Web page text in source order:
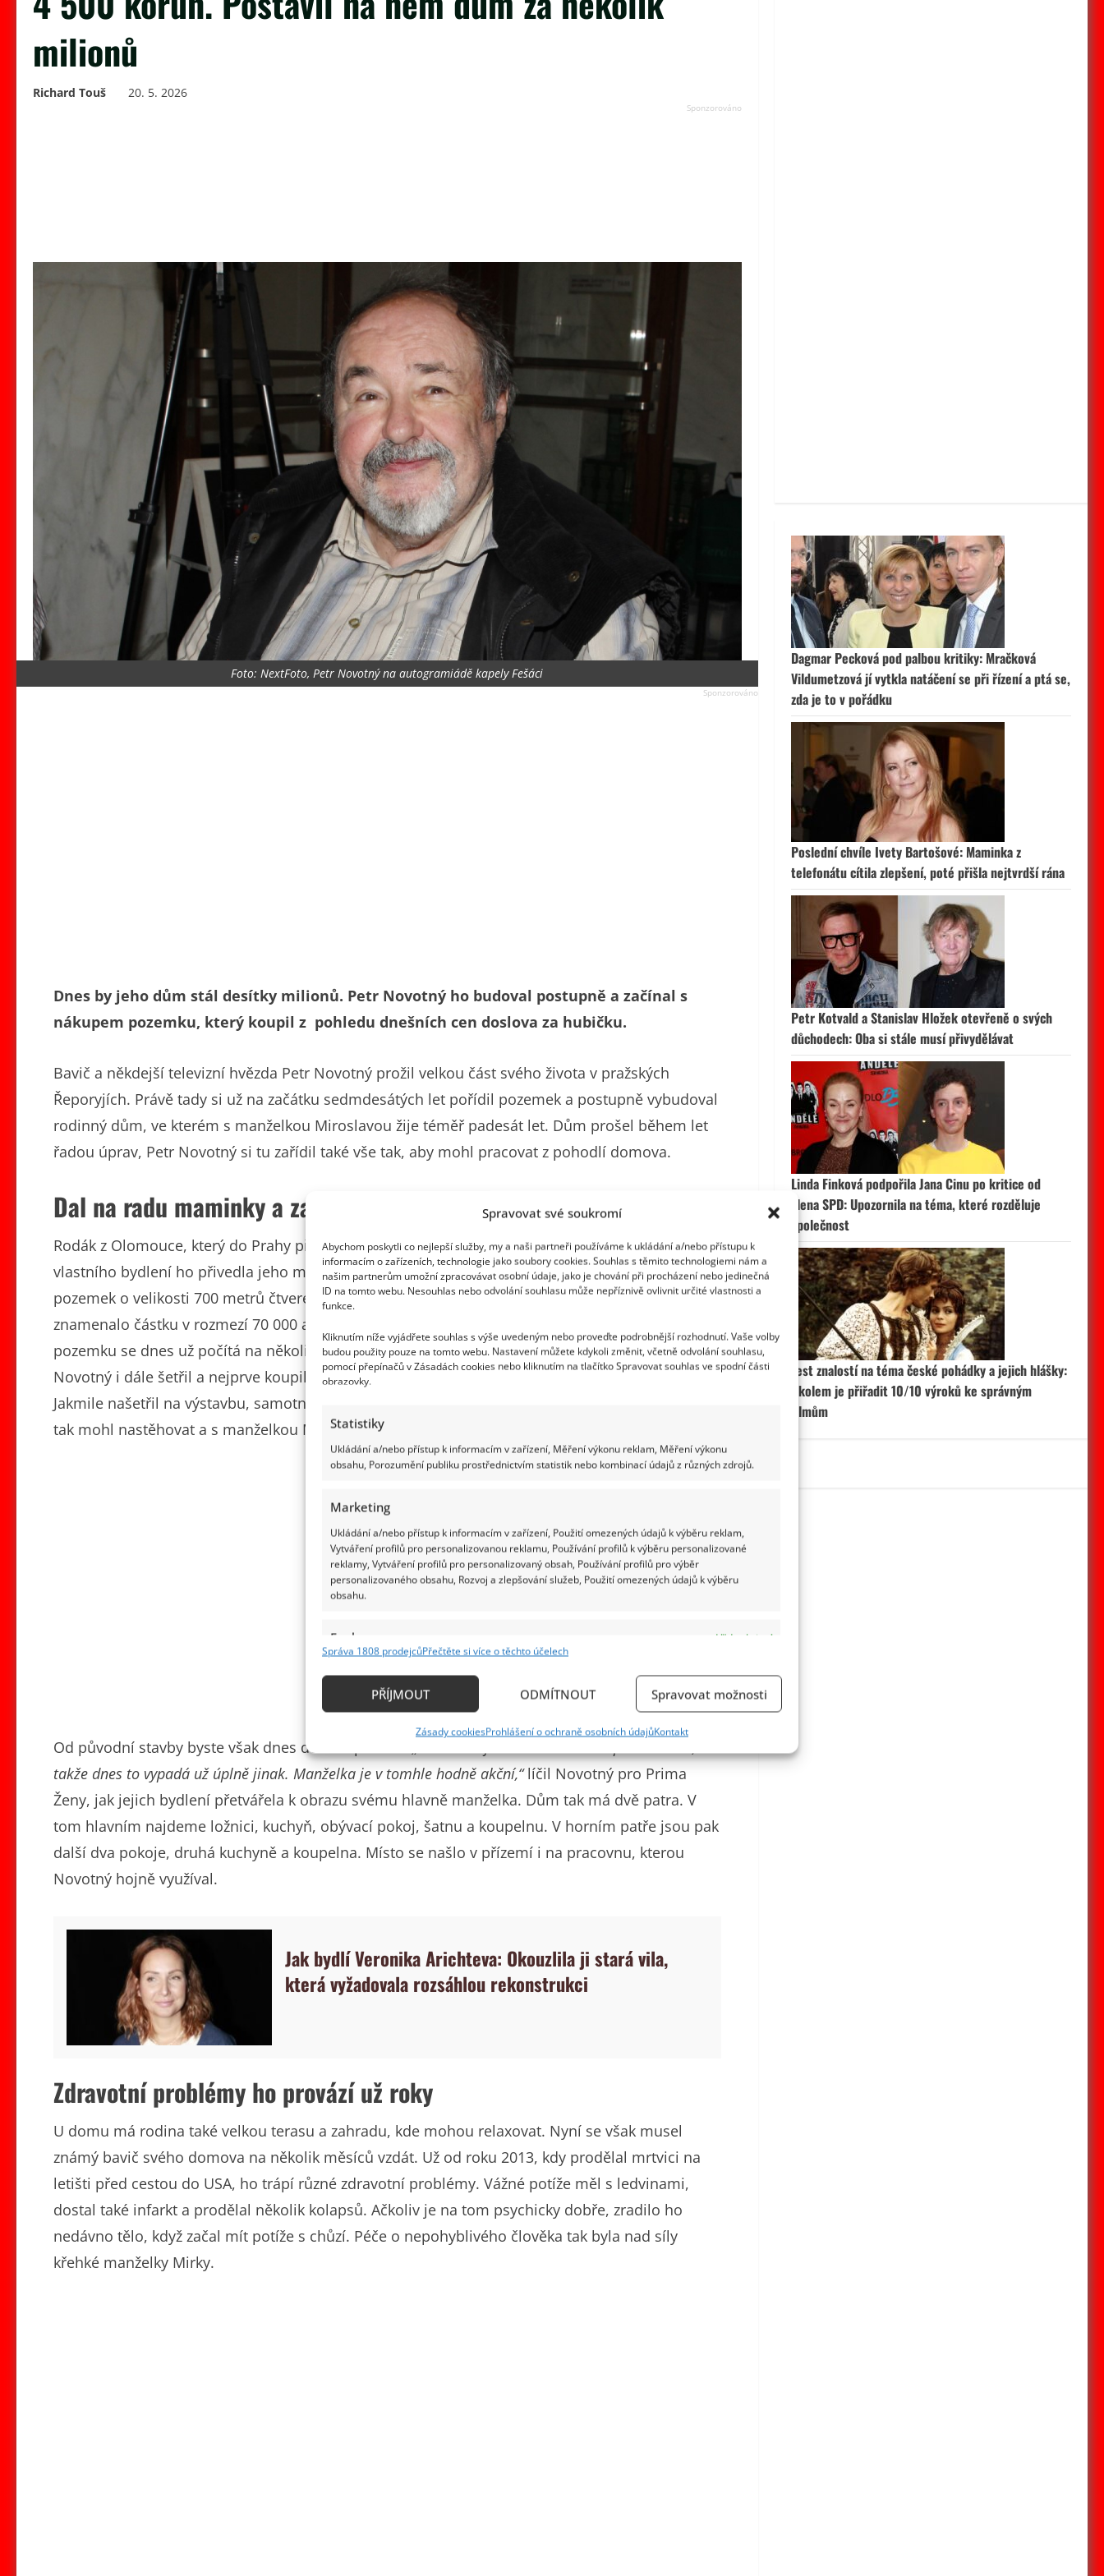
Spravovat své soukromí
Abychom poskytli co nejlepší služby, my a naši partneři používáme k ukládání a/nebo přístupu k
informacím o zařízeních, technologie jako soubory cookies. Souhlas s těmito technologiemi nám a
našim partnerům umožní zpracovávat osobní údaje, jako je chování při procházení nebo jedinečná
ID na tomto webu. Nesouhlas nebo odvolání souhlasu může nepříznivě ovlivnit určité vlastnosti a
funkce.
Kliknutím níže vyjádřete souhlas s výše uvedeným nebo proveďte podrobnější rozhodnutí. Vaše volby
budou použity pouze na tomto webu. Nastavení můžete kdykoli změnit, včetně odvolání souhlasu,
pomocí přepínačů v Zásadách cookies nebo kliknutím na tlačítko Spravovat souhlas ve spodní části
obrazovky.
Statistiky
Ukládání a/nebo přístup k informacím v zařízení, Měření výkonu reklam, Měření výkonu
obsahu, Porozumění publiku prostřednictvím statistik nebo kombinací údajů z různých zdrojů.
Marketing
Ukládání a/nebo přístup k informacím v zařízení, Použití omezených údajů k výběru reklam,
Vytváření profilů pro personalizovanou reklamu, Používání profilů k výběru personalizované
reklamy, Vytváření profilů pro personalizovaný obsah, Používání profilů pro výběr
personalizovaného obsahu, Rozvoj a zlepšování služeb, Použití omezených údajů k výběru
obsahu.
Funkce
Vždy aktivní
Identifikace zařízení na základě automaticky přenášených informací.
základě aktivně požadovaných informací.
Zajištění bezpečnosti, předcházení a zjišťování podvodů a
odstraňování chyb, Poskytování a zobrazování reklamy a
obsahu, Ukládání a sdělování voleb ochrany osobních údajů.
Správa 1808 prodejcůPřečtěte si více o těchto účelech
PŘÍJMOUT ODMÍTNOUT Spravovat možnosti
Zásady cookiesProhlášení o ochraně osobních údajůKontakt
milionů
Richard Touš 20. 5. 2026
Foto: NextFoto, Petr Novotný na autogramiádě kapely Fešáci
Dnes by jeho dům stál desítky milionů. Petr Novotný ho budoval postupně a začínal s
nákupem pozemku, který koupil z pohledu dnešních cen doslova za hubičku.
Bavič a někdejší televizní hvězda Petr Novotný prožil velkou část svého života v pražských
Řeporyjích. Právě tady si už na začátku sedmdesátých let pořídil pozemek a postupně vybudoval
rodinný dům, ve kterém s manželkou Miroslavou žije téměř padesát let. Dům prošel během let
řadou úprav, Petr Novotný si tu zařídil také vše tak, aby mohl pracovat z pohodlí domova.
Dal na radu maminky a začal šetřit na vlastní bydlení
Rodák z Olomouce, který do Prahy přišel za studiem, zprvu bydlel po podnájmech. Na myšlenku
vlastního bydlení ho přivedla jeho maminka, a tak začal šetřit. V roce 1972 koupil v Řeporyjích
pozemek o velikosti 700 metrů čtverečních za 4 500 korun. To by v přepočtu na dnešní ceny
znamenalo částku v rozmezí 70 000 až 135 000 Kč. Jenže skutečná tržní hodnota takového
pozemku se dnes už počítá na několik milionů korun. Tady však náklady neskončily. Petr
Novotný i dále šetřil a nejprve koupil projekt na montovaný dům a stavbu základní desky.
Jakmile našetřil na výstavbu, samotný dům mu smontovali za pouhých pět dní. V roce 1980 se
tak mohl nastěhovat a s manželkou Mirkou tady vychovali své čtyři děti.
Od původní stavby byste však dnes dům nepoznali.
takže dnes to vypadá už úplně jinak. Manželka je v tomhle hodně akční,“líčil Novotný pro Prima
Ženy, jak jejich bydlení přetvářela k obrazu svému hlavně manželka. Dům tak má dvě patra. V
tom hlavním najdeme ložnici, kuchyň, obývací pokoj, šatnu a koupelnu. V horním patře jsou pak
další dva pokoje, druhá kuchyně a koupelna. Místo se našlo v přízemí i na pracovnu, kterou
Novotný hojně využíval.
Jak bydlí Veronika Arichteva: Okouzlila ji stará vila,
která vyžadovala rozsáhlou rekonstrukci
Zdravotní problémy ho provází už roky
U domu má rodina také velkou terasu a zahradu, kde mohou relaxovat. Nyní se však musel
známý bavič svého domova na několik měsíců vzdát. Už od roku 2013, kdy prodělal mrtvici na
letišti před cestou do USA, ho trápí různé zdravotní problémy. Vážné potíže měl s ledvinami,
dostal také infarkt a prodělal několik kolapsů. Ačkoliv je na tom psychicky dobře, zradilo ho
nedávno tělo, když začal mít potíže s chůzí. Péče o nepohyblivého člověka tak byla nad síly
křehké manželky Mirky.
Dagmar Pecková pod palbou kritiky: Mračková
Vildumetzová jí vytkla natáčení se při řízení a ptá se,
zda je to v pořádku
Poslední chvíle Ivety Bartošové: Maminka z
telefonátu cítila zlepšení, poté přišla nejtvrdší rána
Petr Kotvald a Stanislav Hložek otevřeně o svých
důchodech: Oba si stále musí přivydělávat
Linda Finková podpořila Jana Cinu po kritice od
člena SPD: Upozornila na téma, které rozděluje
společnost
Test znalostí na téma české pohádky a jejich hlášky:
Úkolem je přiřadit 10/10 výroků ke správným
filmům